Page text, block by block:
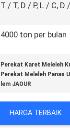
T / T, D / P, L / C, D
4000 ton per bulan
Perekat Karet Meleleh
Perekat Meleleh Panas
lem JAOUR
HARGA TERBAIK